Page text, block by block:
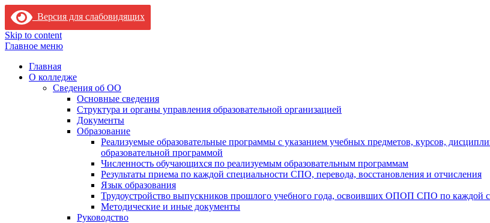
Версия для слабовидящих
Skip to content
Главное меню
Главная
О колледже
Сведения об ОО
Основные сведения
Структура и органы управления образовательной организацией
Документы
Образование
Реализуемые образовательные программы с указанием учебных предметов, курсов,
образовательной программой
Численность обучающихся по реализуемым образовательным программам
Результаты приема по каждой специальности СПО, перевода, восстановления и отчисления
Язык образования
Трудоустройство выпускников прошлого учебного года, освоивших ОПОП СПО по каждой
Методические и иные документы
Руководство